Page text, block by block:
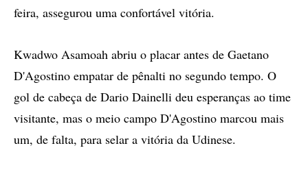
feira, assegurou uma confortável vitória.
Kwadwo Asamoah abriu o placar antes de Gaetano
D'Agostino empatar de pênalti no segundo tempo. O
gol de cabeça de Dario Dainelli deu esperanças ao time
visitante, mas o meio campo D'Agostino marcou mais
um, de falta, para selar a vitória da Udinese.